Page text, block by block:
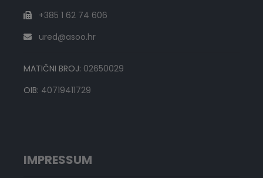
+385 1 62 74 606
ured@asoo.hr
MATIČNI BROJ: 02650029
OIB: 40719411729
IMPRESSUM